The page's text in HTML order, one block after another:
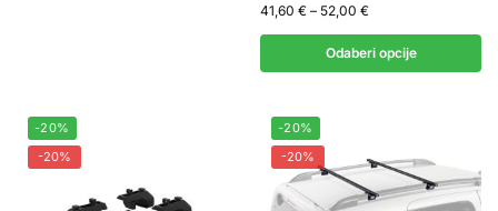
41,60 € – 52,00 €
Odaberi opcije
-20%
-20%
-20%
-20%